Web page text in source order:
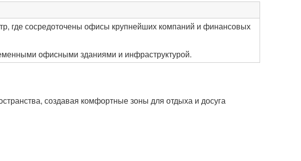
где сосредоточены офисы крупнейших компаний и финансовых
офисными зданиями и инфраструктурой.
создавая комфортные зоны для отдыха и досуга